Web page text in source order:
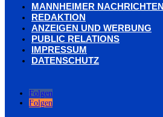
MANNHEIMER NACHRICHTEN
REDAKTION
ANZEIGEN UND WERBUNG
PUBLIC RELATIONS
IMPRESSUM
DATENSCHUTZ
Folgen
Folgen